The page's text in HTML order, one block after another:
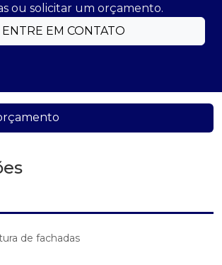
ou solicitar um orçamento.
ENTRE EM CONTATO
de fachadas